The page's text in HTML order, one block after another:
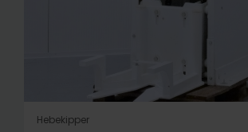
Hebekipper